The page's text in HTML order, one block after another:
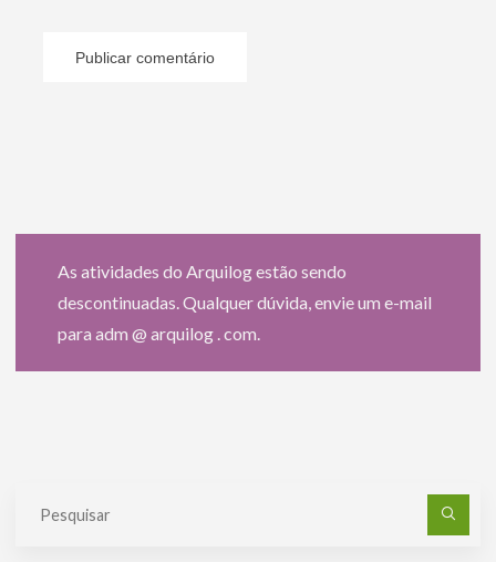
As atividades do Arquilog estão sendo
descontinuadas. Qualquer dúvida, envie um e-mail
para adm @ arquilog . com.